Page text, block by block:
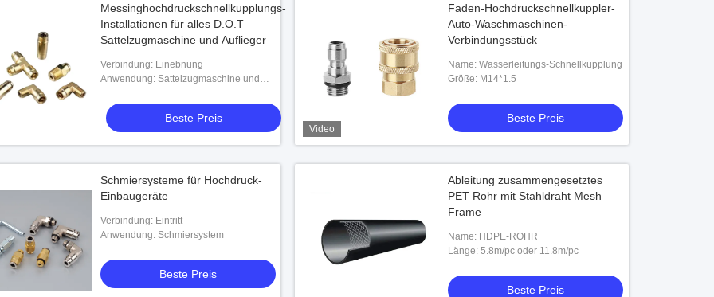
Messinghochdruckschnellkupplungs-
Installationen für alles D.O.T
Sattelzugmaschine und Auflieger
Verbindung: Einebnung
Anwendung: Sattelzugmaschine und
Beste Preis
Video
Faden-Hochdruckschnellkuppler-
Auto-Waschmaschinen-
Verbindungsstück
Name: Wasserleitungs-Schnellkupplung
Größe: M14*1.5
Beste Preis
Schmiersysteme für Hochdruck-
Einbaugeräte
Verbindung: Eintritt
Anwendung: Schmiersystem
Beste Preis
Ableitung zusammengesetztes
PET Rohr mit Stahldraht Mesh
Frame
Name: HDPE-ROHR
Länge: 5.8m/pc oder 11.8m/pc
Beste Preis